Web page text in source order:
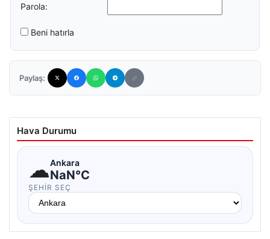
Parola:
Beni hatırla
Paylaş:
Hava Durumu
☁Ankara
NaN°C
ŞEHIR SEÇ